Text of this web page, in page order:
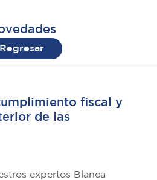
Regresar
fiscal y
de las
expertos Blanca